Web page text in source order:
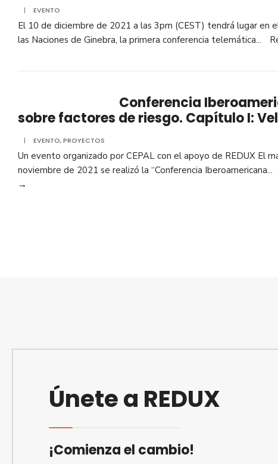
| EVENTO
El 10 de diciembre de 2021 a las 3pm (CEST) tendrá lugar en
las Naciones de Ginebra, la primera conferencia telemática...
Conferencia
sobre factores de riesgo. Capítulo I:
| EVENTO,PROYECTOS
Un evento organizado por CEPAL con el apoyo de REDUX El
noviembre de 2021 se realizó la “Conferencia Iberoamericana...
→
Únete a REDUX
¡Comienza el cambio!